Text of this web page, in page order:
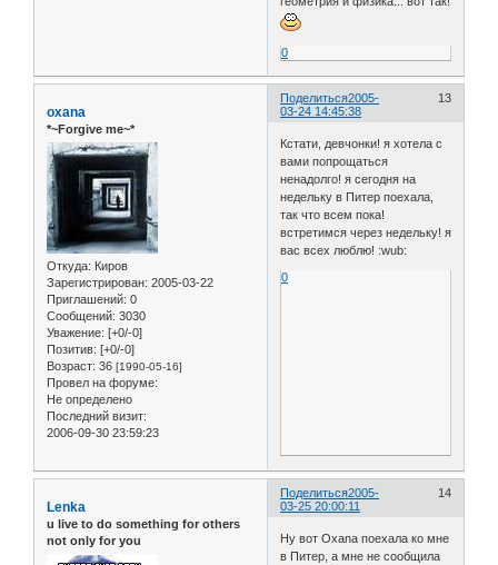
0
Поделиться 13
2005-
03-24 14:45:38
oxana
*~Forgive me~*
Откуда: Киров
Зарегистрирован: 2005-03-22
Приглашений: 0
Сообщений: 3030
Уважение: [+0/-0]
Позитив: [+0/-0]
Возраст: 36 [1990-05-16]
Провел на форуме:
Не определено
Последний визит:
2006-09-30 23:59:23
Кстати, девчонки! я хотела с
вами попрощаться
ненадолго! я сегодня на
недельку в Питер поехала,
так что всем пока!
встретимся через недельку! я
вас всех люблю! :wub:
0
Поделиться 14
2005-
03-25 20:00:11
Lenka
u live to do something for others
not only for you
Ну вот Oxana поехала ко мне
в Питер, а мне не сообщила